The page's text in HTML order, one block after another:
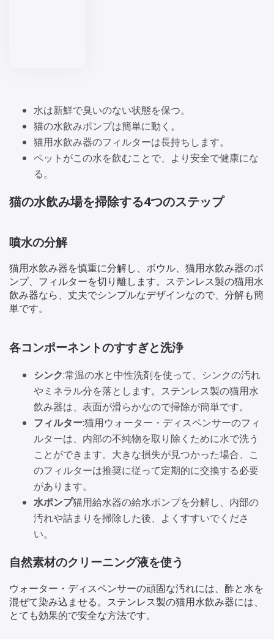
水は新鮮で臭いのない状態を保つ。
猫の水飲みポンプは簡単に動く。
猫用水飲み器のフィルターは長持ちします。
ペットがこの水を飲むことで、より安全で健康にな
る。
猫の水飲み場を掃除する4つのステップ
噴水の分解
猫用水飲み器を慎重に分解し、ボウル、猫用水飲み器のポ
ンプ、フィルターを切り離します。ステンレス製の猫用水
飲み器なら、丈夫でシンプルなデザインなので、分解も簡
単です。
各コンポーネントのすすぎと洗浄
シンク:常温の水と中性洗剤を使って、シンクの汚れ
やミネラル分を落とします。ステンレス製の猫用水
飲み器は、表面が滑らかなので掃除が簡単です。
フィルター:猫用ウォーター・ディスペンサーのフィ
ルターは、内部の不純物を取り除くために水で洗う
ことができます。大きな損失が見つかった場合、こ
のフィルターは推奨に従って定期的に交換する必要
があります。
水ポンプ猫用給水器の給水ポンプを分解し、内部の
汚れや詰まりを掃除した後、よくすすいでくださ
い。
自然素材のクリーニング液を使う
ウォーター・ディスペンサーの頑固な汚れには、酢と水を
混ぜて染み込ませる。ステンレス製の猫用水飲み器には、
とても効果的で安全な方法です。